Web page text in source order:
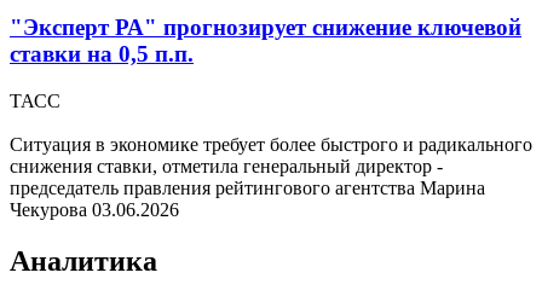
"Эксперт РА" прогнозирует снижение ключевой
ставки на 0,5 п.п.
ТАСС
Ситуация в экономике требует более быстрого и радикального
снижения ставки, отметила генеральный директор -
председатель правления рейтингового агентства Марина
Чекурова 03.06.2026
Аналитика